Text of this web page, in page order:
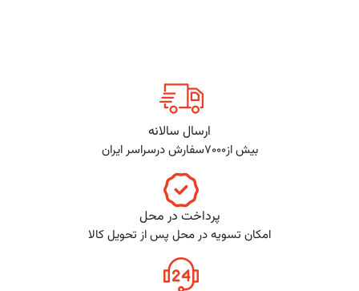
ارسال سالانه
بیش از7000سفارش درسراسر ایران
پرداخت در محل
امکان تسویه در محل پس از تحویل کالا